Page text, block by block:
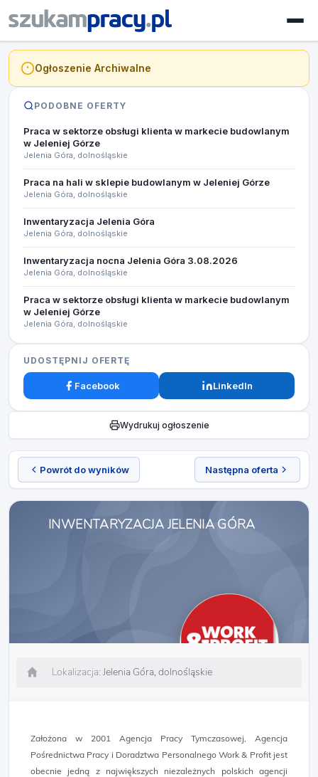
Powrót do wyników Następna oferta
INWENTARYZACJA JELENIA GÓRA
Lokalizacja: Jelenia Góra, dolnośląskie
Założona w 2001 Agencja Pracy Tymczasowej, Agencja
Pośrednictwa Pracy i Doradztwa Personalnego Work & Profit jest
obecnie jedną z największych niezależnych polskich agencji
Ogłoszenie Archiwalne
PODOBNE OFERTY
Praca w sektorze obsługi klienta w markecie budowlanym
w Jeleniej Górze
Jelenia Góra, dolnośląskie
Praca na hali w sklepie budowlanym w Jeleniej Górze
Jelenia Góra, dolnośląskie
Inwentaryzacja Jelenia Góra
Jelenia Góra, dolnośląskie
Inwentaryzacja nocna Jelenia Góra 3.08.2026​
Jelenia Góra, dolnośląskie
Praca w sektorze obsługi klienta w markecie budowlanym
w Jeleniej Górze
Jelenia Góra, dolnośląskie
UDOSTĘPNIJ OFERTĘ
Facebook LinkedIn
Wydrukuj ogłoszenie